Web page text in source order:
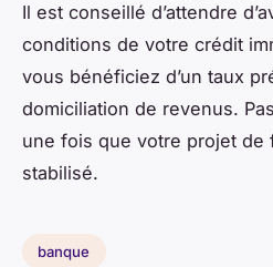
Il est conseillé d’attendre
conditions de votre crédit
vous bénéficiez d’un taux
domiciliation de revenus.
une fois que votre projet de
stabilisé.
banque